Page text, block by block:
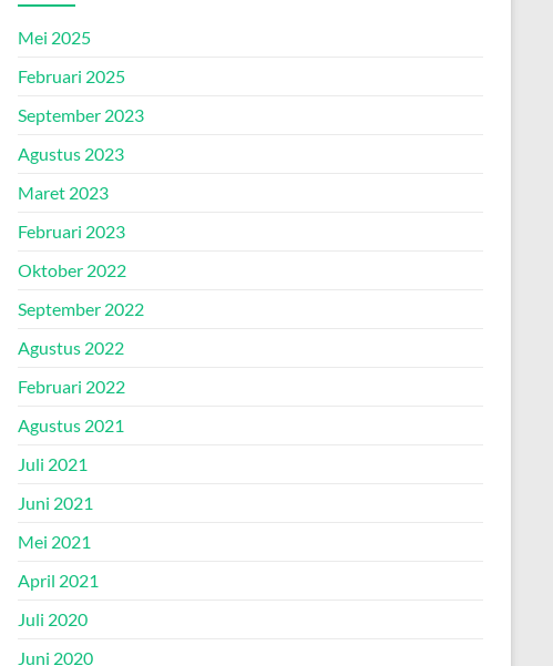
Mei 2025
Februari 2025
September 2023
Agustus 2023
Maret 2023
Februari 2023
Oktober 2022
September 2022
Agustus 2022
Februari 2022
Agustus 2021
Juli 2021
Juni 2021
Mei 2021
April 2021
Juli 2020
Juni 2020